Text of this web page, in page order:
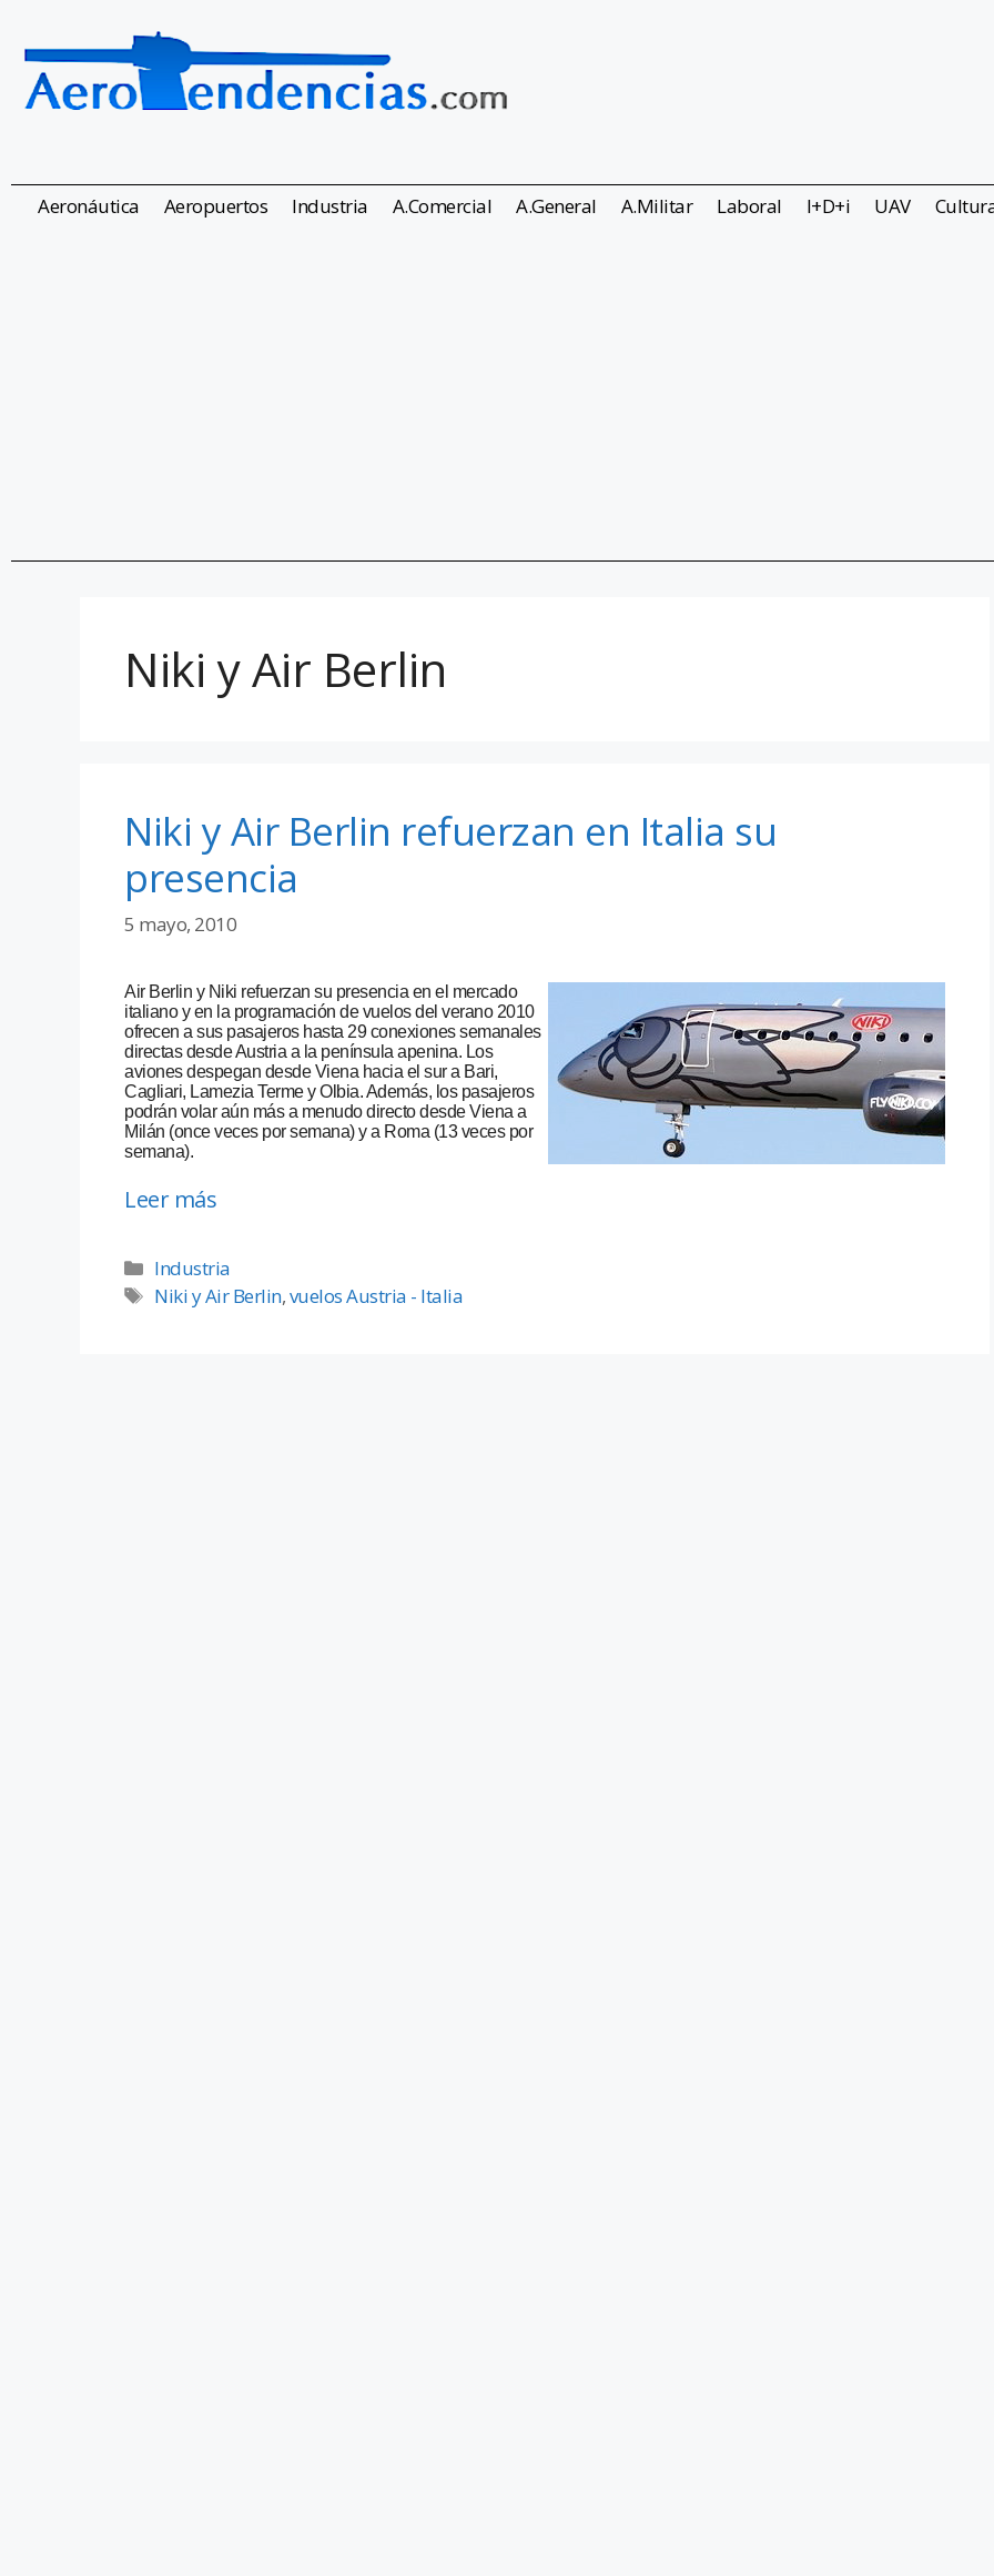
Aeronáutica Aeropuertos Industria A.Comercial A.General A.Militar Laboral I+D+i UAV
Niki y Air Berlin
Niki y Air Berlin refuerzan en Italia su
presencia
5 mayo, 2010
Air Berlin y Niki refuerzan su presencia en el mercado
italiano y en la programación de vuelos del verano 2010
ofrecen a sus pasajeros hasta 29 conexiones semanales
directas desde Austria a la península apenina. Los
aviones despegan desde Viena hacia el sur a Bari,
Cagliari, Lamezia Terme y Olbia. Además, los pasajeros
podrán volar aún más a menudo directo desde Viena a
Milán (once veces por semana) y a Roma (13 veces por
semana).
Leer más
Industria
Niki y Air Berlin,vuelos Austria - Italia